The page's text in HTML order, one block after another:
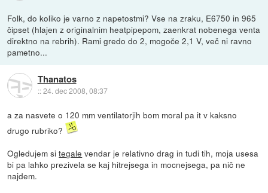
Folk, do koliko je varno z napetostmi? Vse na zraku, E6750 in 965
čipset (hlajen z originalnim heatpipepom, zaenkrat nobenega venta
direktno na rebrih). Rami gredo do 2, mogoče 2,1 V, več ni ravno
pametno...
Thanatos
::24. dec 2008, 08:37
a za nasvete o 120 mm ventilatorjih bom moral pa it v kaksno
drugo rubriko?
Ogledujem sitegale vendar je relativno drag in tudi tih, moja usesa
bi pa lahko prezivela se kaj hitrejsega in mocnejsega, pa nič ne
najdem.